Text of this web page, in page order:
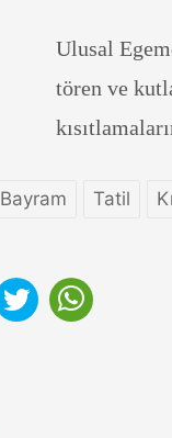
Ulusal
tören ve
Bayram Tatil